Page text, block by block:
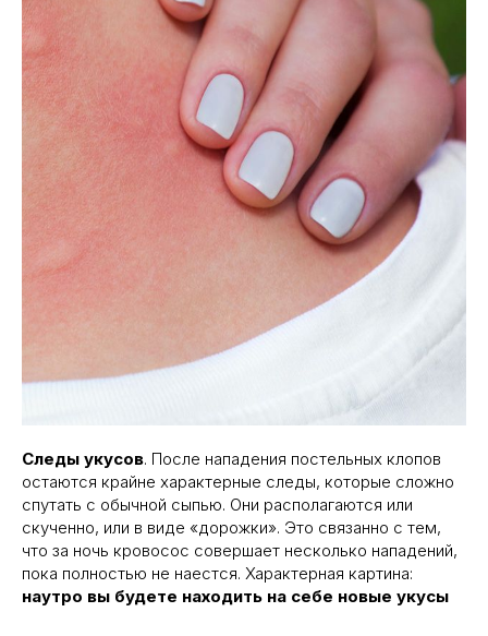
Следы укусов. После нападения постельных клопов
остаются крайне характерные следы, которые сложно
спутать с обычной сыпью. Они располагаются или
скученно, или в виде «дорожки». Это связанно с тем,
что за ночь кровосос совершает несколько нападений,
пока полностью не наестся. Характерная картина:
наутро вы будете находить на себе новые укусы